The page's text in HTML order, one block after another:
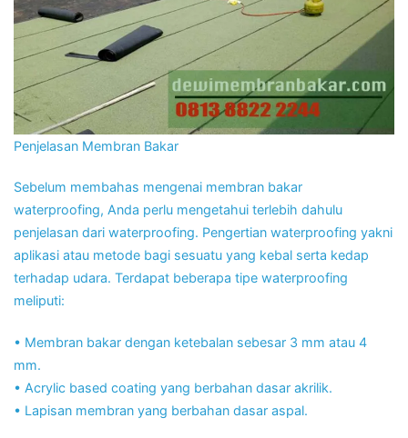
Penjelasan Membran Bakar
Sebelum membahas mengenai membran bakar
waterproofing, Anda perlu mengetahui terlebih dahulu
penjelasan dari waterproofing. Pengertian waterproofing yakni
aplikasi atau metode bagi sesuatu yang kebal serta kedap
terhadap udara. Terdapat beberapa tipe waterproofing
meliputi:
• Membran bakar dengan ketebalan sebesar 3 mm atau 4
mm.
• Acrylic based coating yang berbahan dasar akrilik.
• Lapisan membran yang berbahan dasar aspal.